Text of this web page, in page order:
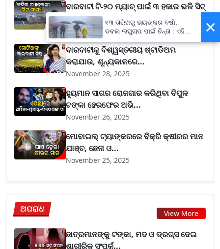
ବାରବାଟୀ ଟି-୨୦ ମ୍ୟାଚ୍ ପାଇଁ ୩ ହଜାର ଭଳି ସିଟ୍
କମିବ, ଷ୍...
November 28, 2025
ବାରବାଟୀକୁ ବିଶ୍ୱସ୍ତରୀୟ ଷ୍ଟାଡିଅମ
କରାଯାଉ, ଶୂନ୍ୟକାଳରେ...
November 28, 2025
ହ୍ୟୁମାନ ସାଗର ରୋଜଗାର କରିଥିବା ବିପୁଳ
ଟଙ୍କା ହେରଫେର ଅଭି...
November 26, 2025
ମୋବାଇଲ୍ ଟ୍ୟାଙ୍କରରେ ବିକ୍ରି କ୍ଷୀରର ମାନ
ଯାଞ୍ଚ, ଛେନା ଓ...
November 25, 2025
ଅପରାଧ View More
ଛାତ୍ରମାନଙ୍କୁ ଟଙ୍କା, ମଦ ଓ ଡ୍ରଗ୍ସ ଦେଇ
ଶାରୀରିକ ସଂପର୍କ...
×
୧୩ ତାରିଖରୁ ଭୟଙ୍କର ବର୍ଷା,
ଡବଲ ଲଘୁଚାପ ପାଇଁ ଚିନ୍ତା : ଏହି
ସବୁ ଜିଲ୍ଲାବାସୀ ରୁହନ୍ତୁ ସାବଧାନ !